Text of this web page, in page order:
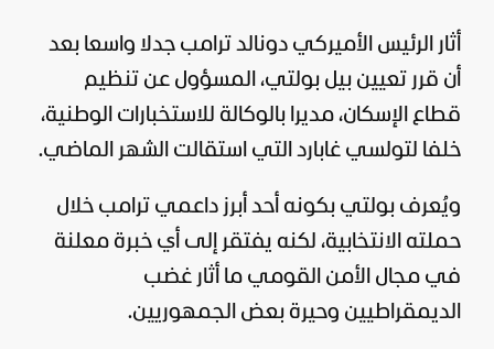
أثار الرئيس الأميركي دونالد ترامب جدلا واسعا بعد
أن قرر تعيين بيل بولتي، المسؤول عن تنظيم
قطاع الإسكان، مديرا بالوكالة للاستخبارات الوطنية،
خلفا لتولسي غابارد التي استقالت الشهر الماضي.
ويُعرف بولتي بكونه أحد أبرز داعمي ترامب خلال
حملته الانتخابية، لكنه يفتقر إلى أي خبرة معلنة
في مجال الأمن القومي ما أثار غضب
الديمقراطيين وحيرة بعض الجمهوريين.